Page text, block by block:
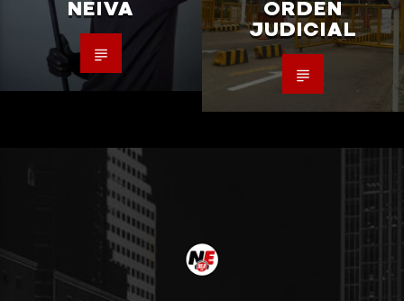
NEIVA
ORDEN
JUDICIAL